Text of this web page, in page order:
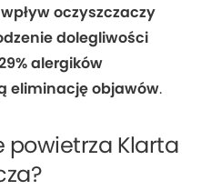
oczyszczaczy
dolegliwości
alergików
eliminację objawów.
powietrza Klarta